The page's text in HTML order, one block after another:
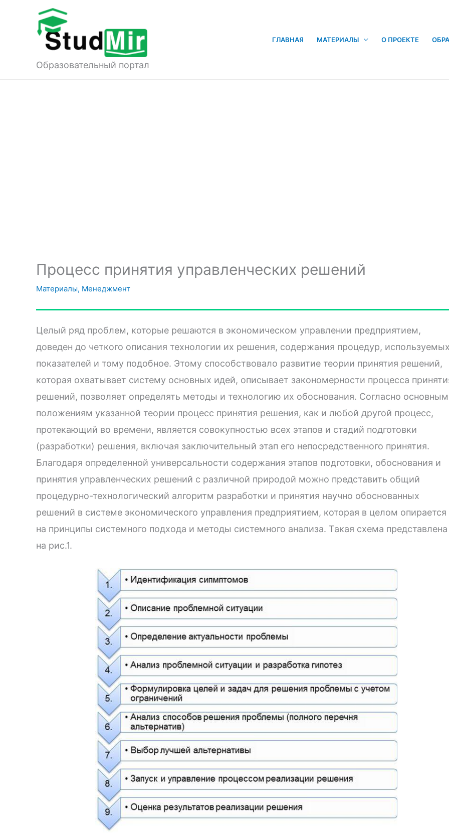
содержимому
Образовательный портал
ГЛАВНАЯ МАТЕРИАЛЫ О ПРОЕКТЕ
Процесс принятия управленческих решений
Материалы, Менеджмент
Целый ряд проблем, которые решаются в экономическом управлении предприятием,
доведен до четкого описания технологии их решения, содержания процедур,
показателей и тому подобное. Этому способствовало развитие теории принятия решений,
которая охватывает систему основных идей, описывает закономерности процесса
решений, позволяет определять методы и технологию их обоснования. Согласно основным
положениям указанной теории процесс принятия решения, как и любой другой процесс,
протекающий во времени, является совокупностью всех этапов и стадий подготовки
(разработки) решения, включая заключительный этап его непосредственного принятия.
Благодаря определенной универсальности содержания этапов подготовки, обоснования и
принятия управленческих решений с различной природой можно представить общий
процедурно-технологический алгоритм разработки и принятия научно обоснованных
решений в системе экономического управления предприятием, которая в целом опирается
на принципы системного подхода и методы системного анализа. Такая схема представлена
на рис.1.